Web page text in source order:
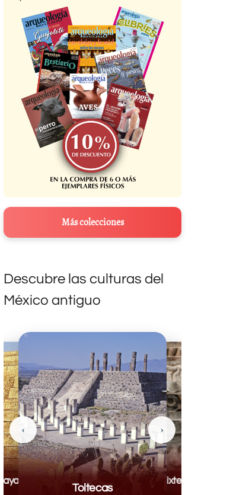
Más colecciones
Descubre las culturas del
México antiguo
Mayas
Toltecas
Mixteca
‹ ›